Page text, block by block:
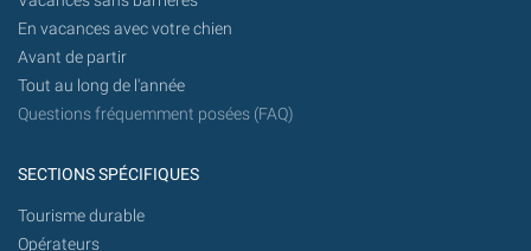
En vacances avec votre chien
Avant de partir
Tout au long de l'année
Questions fréquemment posées (FAQ)
SECTIONS SPÉCIFIQUES
Tourisme durable
Opérateurs